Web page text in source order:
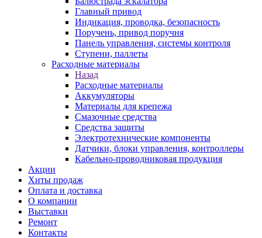
Главный привод
Индикация, проводка, безопасность
Поручень, привод поручня
Панель управления, системы контроля
Ступени, паллеты
Расходные материалы
Назад
Расходные материалы
Аккумуляторы
Материалы для крепежа
Смазочные средства
Средства защиты
Электротехнические компоненты
Датчики, блоки управления, контроллеры
Кабельно-проводниковая продукция
Акции
Хиты продаж
Оплата и доставка
О компании
Выставки
Ремонт
Контакты